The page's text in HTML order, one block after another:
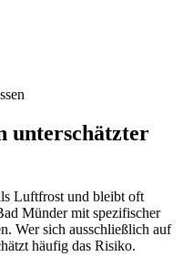
unterschätzter
Luftfrost und bleibt oft
Münder mit spezifischer
Wer sich ausschließlich auf
häufig das Risiko.